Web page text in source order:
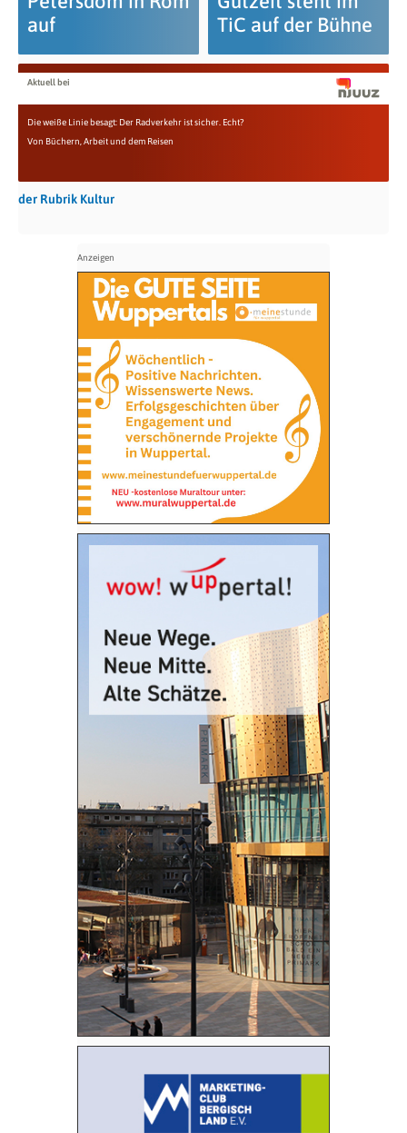
auf
TiC auf der Bühne
Aktuell bei
Die weiße Linie besagt: Der Radverkehr ist sicher. Echt?
Von Büchern, Arbeit und dem Reisen
der Rubrik Kultur